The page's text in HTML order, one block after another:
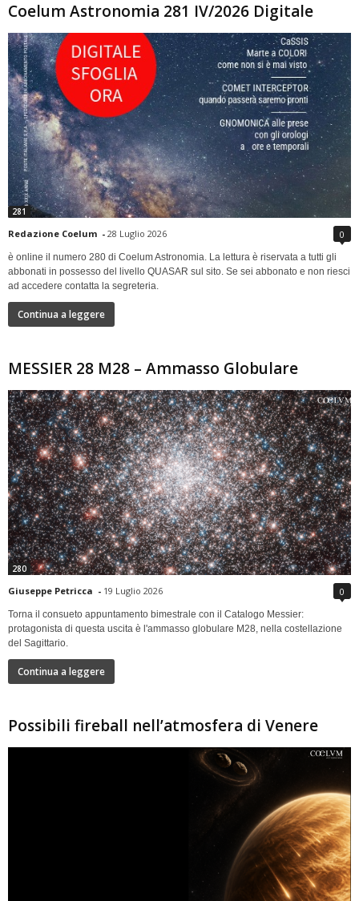
Coelum Astronomia 281 IV/2026 Digitale
281
Redazione Coelum - 28 Luglio 2026 0
è online il numero 280 di Coelum Astronomia. La lettura è riservata a tutti gli
abbonati in possesso del livello QUASAR sul sito. Se sei abbonato e non riesci
ad accedere contatta la segreteria.
Continua a leggere
MESSIER 28 M28 – Ammasso Globulare
280
Giuseppe Petricca - 19 Luglio 2026 0
Torna il consueto appuntamento bimestrale con il Catalogo Messier:
protagonista di questa uscita è l'ammasso globulare M28, nella costellazione
del Sagittario.
Continua a leggere
Possibili fireball nell’atmosfera di Venere